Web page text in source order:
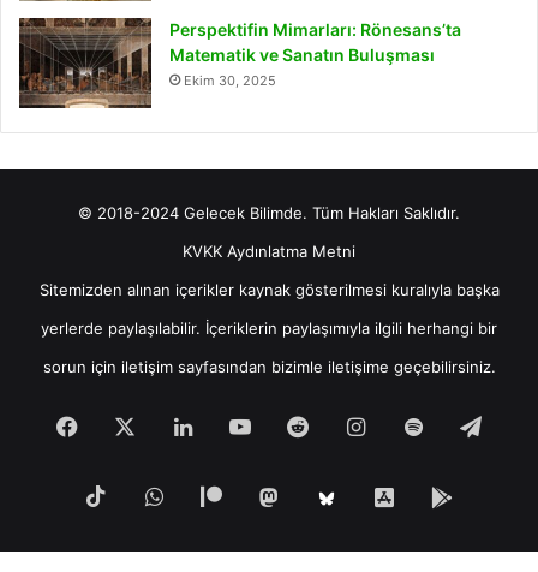
Perspektifin Mimarları: Rönesans’ta
Matematik ve Sanatın Buluşması
Ekim 30, 2025
© 2018-2024 Gelecek Bilimde. Tüm Hakları Saklıdır.
KVKK Aydınlatma Metni
Sitemizden alınan içerikler kaynak gösterilmesi kuralıyla başka
yerlerde paylaşılabilir. İçeriklerin paylaşımıyla ilgili herhangi bir
sorun için iletişimsayfasından bizimle iletişime geçebilirsiniz.
Facebook LinkedInYouTubeRedditInstagram
Spotify
TikTokWhatsApp
PatreonMastodonBluesky
iOS
Uygulamamız